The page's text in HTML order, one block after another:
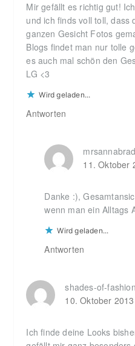
Mir gefällt es richtig gut!
und ich finds voll toll, dass
ganzen Gesicht Fotos
Blogs findet man nur tolle
es auch mal schön den
LG <3
Wird geladen...
Antworten
11. Oktober
Danke :),
wenn man ein Alltags
Wird geladen...
Antworten
shades-of-fashion
10. Oktober
Ich finde deine Looks